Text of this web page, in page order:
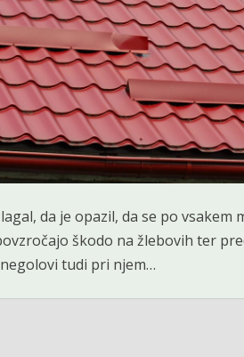
da je opazil, da se po vsakem
škodo na žlebovih ter
tudi pri njem…